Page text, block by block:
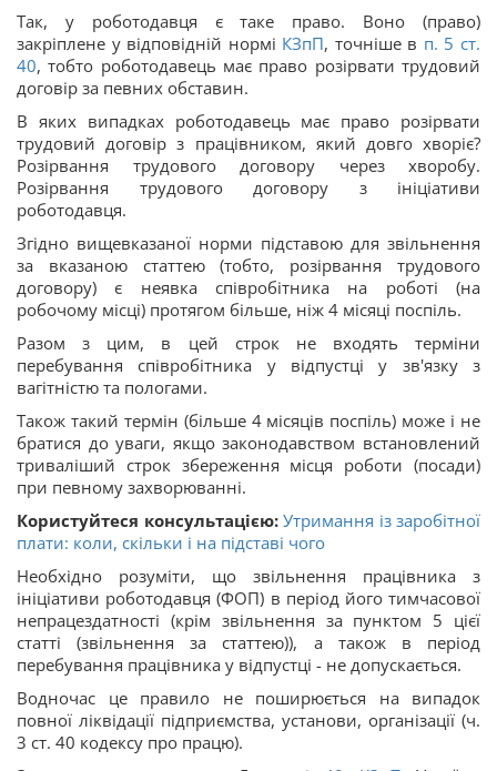
Так, у роботодавця є таке право. Воно (право)
закріплене у відповідній нормі КЗпП, точніше в п. 5 ст.
40, тобто роботодавець має право розірвати трудовий
договір за певних обставин.
В яких випадках роботодавець має право розірвати
трудовий договір з працівником, який довго хворіє?
Розірвання трудового договору через хворобу.
Розірвання трудового договору з ініціативи
роботодавця.
Згідно вищевказаної норми підставою для звільнення
за вказаною статтею (тобто, розірвання трудового
договору) є неявка співробітника на роботі (на
робочому місці) протягом більше, ніж 4 місяці поспіль.
Разом з цим, в цей строк не входять терміни
перебування співробітника у відпустці у зв'язку з
вагітністю та пологами.
Також такий термін (більше 4 місяців поспіль) може і не
братися до уваги, якщо законодавством встановлений
триваліший строк збереження місця роботи (посади)
при певному захворюванні.
Користуйтеся консультацією: Утримання із заробітної
плати: коли, скільки і на підставі чого
Необхідно розуміти, що звільнення працівника з
ініціативи роботодавця (ФОП) в період його тимчасової
непрацездатності (крім звільнення за пунктом 5 цієї
статті (звільнення за статтею)), а також в період
перебування працівника у відпустці - не допускається.
Водночас це правило не поширюється на випадок
повної ліквідації підприємства, установи, організації (ч.
3 ст. 40 кодексу про працю).